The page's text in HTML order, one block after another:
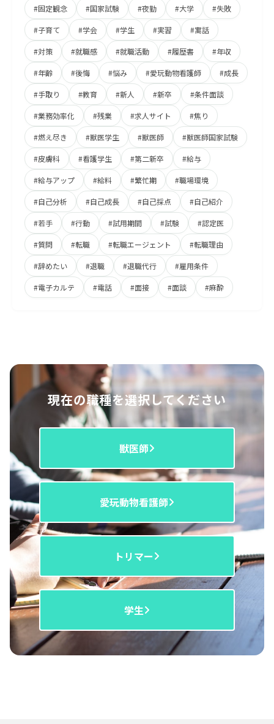
#固定観念 #国家試験 #夜勤 #大学 #失敗
#子育て #学会 #学生 #実習 #寓話
#対策 #就職感 #就職活動 #履歴書 #年収
#年齢 #後悔 #悩み #愛玩動物看護師 #成長
#手取り #教育 #新人 #新卒 #条件面談
#業務効率化 #残業 #求人サイト #焦り
#燃え尽き #獣医学生 #獣医師 #獣医師国家試験
#皮膚科 #看護学生 #第二新卒 #給与
#給与アップ #給料 #繁忙期 #職場環境
#自己分析 #自己成長 #自己採点 #自己紹介
#若手 #行動 #試用期間 #試験 #認定医
#質問 #転職 #転職エージェント #転職理由
#辞めたい #退職 #退職代行 #雇用条件
#電子カルテ #電話 #面接 #面談 #麻酔
現在の職種を選択してください
獣医師
愛玩動物看護師
トリマー
学生